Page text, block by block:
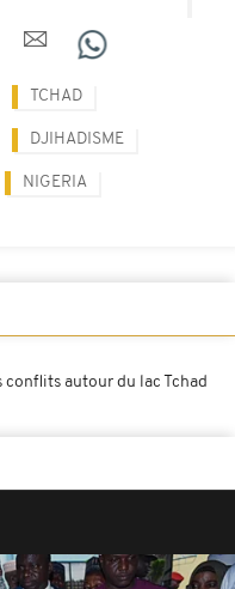
TCHAD
DJIHADISME
NIGERIA
autour du lac Tchad